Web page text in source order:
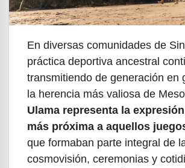
En diversas comunidades de
práctica deportiva ancestral
transmitiendo de generación en
la herencia más valiosa de
Ulama representa la
más próxima a aquellos
que formaban parte integral de
cosmovisión, ceremonias y